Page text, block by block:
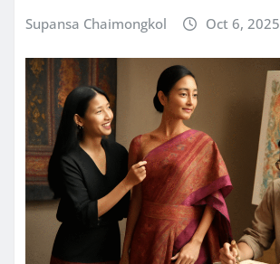
Supansa Chaimongkol Oct 6, 2025